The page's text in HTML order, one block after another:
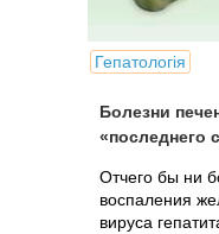
Гепатологія
Болезни
«последнего
Отчего бы ни
воспаления
вируса